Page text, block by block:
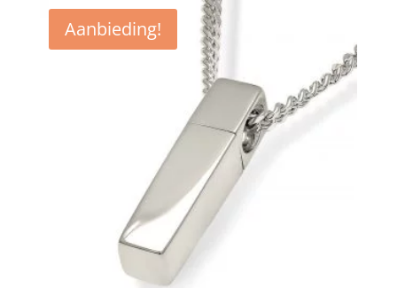
Aanbieding!